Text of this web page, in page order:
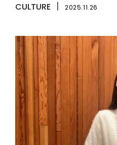
CULTURE 2025.11.26